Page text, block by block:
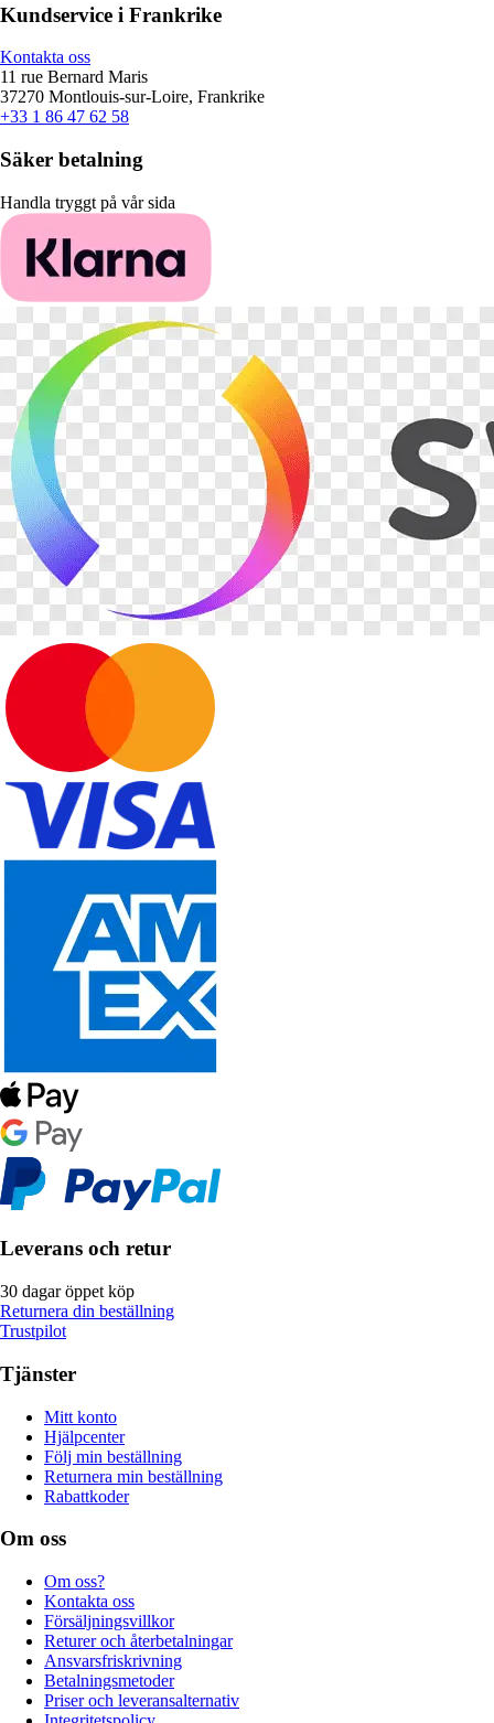
Kundservice i Frankrike
Kontakta oss
11 rue Bernard Maris
37270 Montlouis-sur-Loire, Frankrike
+33 1 86 47 62 58
Säker betalning
Handla tryggt på vår sida
Leverans och retur
30 dagar öppet köp
Returnera din beställning
Trustpilot
Tjänster
Mitt konto
Hjälpcenter
Följ min beställning
Returnera min beställning
Rabattkoder
Om oss
Om oss?
Kontakta oss
Försäljningsvillkor
Returer och återbetalningar
Ansvarsfriskrivning
Betalningsmetoder
Priser och leveransalternativ